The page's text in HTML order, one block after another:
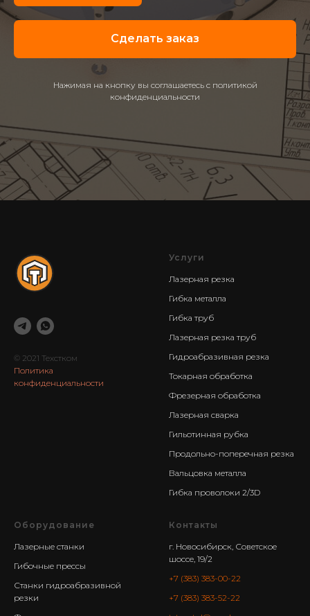
Сделать заказ
Нажимая на кнопку вы соглашаетесь с политикой
конфиденциальности
© 2021 Техстком
Политика
конфиденциальности
Услуги
Лазерная резка
Гибка металла
Гибка труб
Лазерная резка труб
Гидроабразивная резка
Токарная обработка
Фрезерная обработка
Лазерная сварка
Гильотинная рубка
Продольно-поперечная резка
Вальцовка металла
Гибка проволоки 2/3D
Оборудование
Лазерные станки
Гибочные прессы
Станки гидроабразивной
резки
Контакты
г. Новосибирск, Советское
шоссе, 19/2
+7 (383) 383-00-22
+7 (383) 383-52-22